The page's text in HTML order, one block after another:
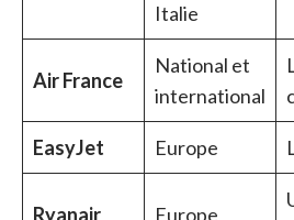
Italie
Air France
National et
international
EasyJet Europe
Ryanair Europe